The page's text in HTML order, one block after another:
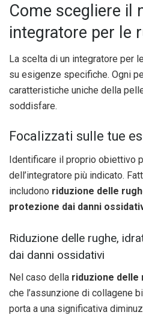
Come scegliere il
integratore per le
La scelta di un integratore per
su esigenze specifiche. Ogni
caratteristiche uniche della
soddisfare.
Focalizzati sulle tue
Identificare il proprio obiettivo
dell’integratore più indicato.
includono riduzione delle
protezione dai danni
Riduzione delle rughe,
dai danni ossidativi
Nel caso della riduzione delle
che l’assunzione di collagene
porta a una significativa